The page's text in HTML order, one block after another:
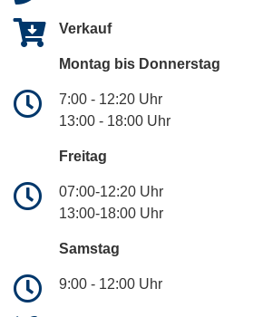
Verkauf
Montag bis Donnerstag
7:00 - 12:20 Uhr
13:00 - 18:00 Uhr
Freitag
07:00-12:20 Uhr
13:00-18:00 Uhr
Samstag
9:00 - 12:00 Uhr